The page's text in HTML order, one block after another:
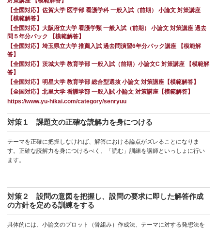
【全国対応】佐賀大学 医学部 看護学科 一般入試（前期） 小論文 対策講座
【模範解答】
【全国対応】大阪府立大学 看護学類 一般入試（前期） 小論文 対策講座 過去
問５年分パック 【模範解答】
【全国対応】埼玉県立大学 推薦入試 過去問演習6年分パック講座 【模範解
答】
【全国対応】茨城大学 教育学部 一般入試（前期）小論文C 対策講座 【模範解
答】
【全国対応】明星大学 教育学部 総合型選抜 小論文 対策講座【模範解答】
【全国対応】北里大学 看護学部 一般入試 小論文 対策講座【模範解答】
https://www.yu-hikai.com/category/senryuu
対策１ 課題文の正確な読解力を身につける
テーマを正確に把握しなければ、解答における論点がズレることになりま
す。正確な読解力を身につけるべく、「読む」訓練を講師といっしょに行い
ます。
対策２ 設問の意図を把握し、設問の要求に即した解答作成
の方針を定める訓練をする
具体的には、小論文のプロット（骨組み）作成法、テーマに対する発想法を